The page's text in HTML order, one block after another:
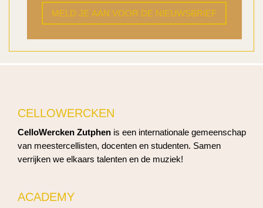
MELD JE AAN VOOR DE NIEUWSBRIEF
CELLOWERCKEN
CelloWercken Zutphen is een internationale gemeenschap
van meestercellisten, docenten en studenten. Samen
verrijken we elkaars talenten en de muziek!
ACADEMY